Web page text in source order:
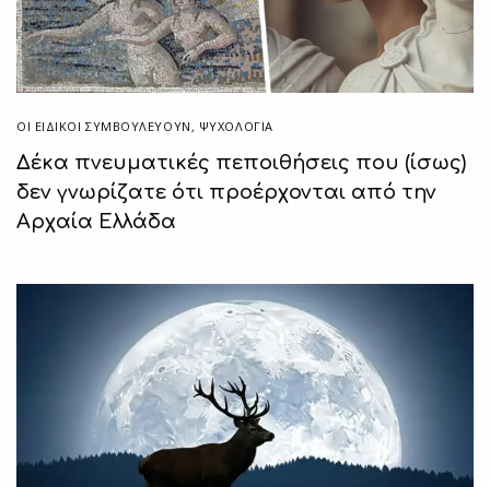
ΟΙ ΕΙΔΙΚΟΊ ΣΥΜΒΟΥΛΕΎΟΥΝ , ΨΥΧΟΛΟΓΙΑ
Δέκα πνευματικές πεποιθήσεις που (ίσως)
δεν γνωρίζατε ότι προέρχονται από την
Αρχαία Ελλάδα